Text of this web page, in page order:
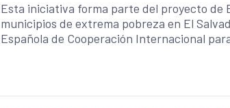
Esta iniciativa forma parte del proyecto de
municipios de extrema pobreza en El
Española de Cooperación Internacional
Despacho de la Comisionada Presidencial